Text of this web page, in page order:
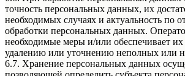
точность персональных данных, их
необходимых случаях и актуальность по
обработки персональных данных.
необходимые меры и/или обеспечивает
удалению или уточнению неполных или
6.7. Хранение персональных данных